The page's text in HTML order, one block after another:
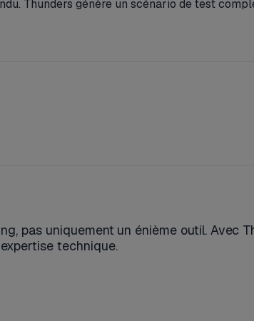
Thunders génère un scénario de test
pas uniquement un énième outil. Avec
technique.